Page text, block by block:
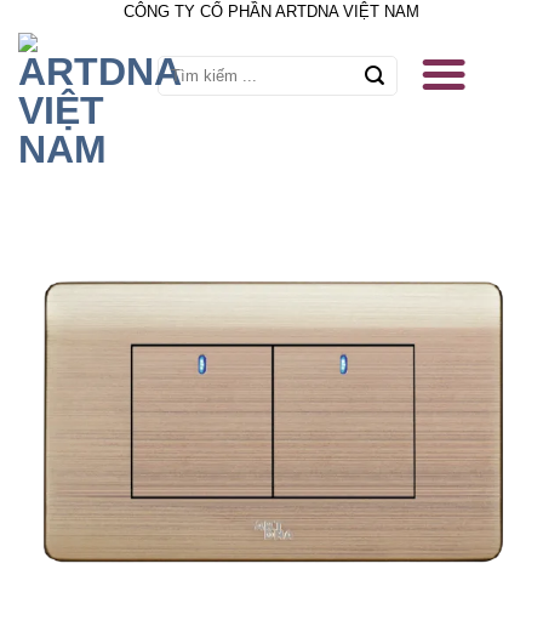
content
CÔNG TY CỔ PHẦN ARTDNA VIỆT NAM